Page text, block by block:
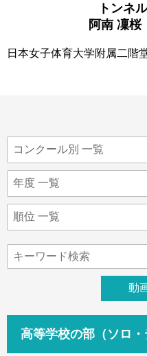
トンネ
阿南 凜
日本女子体育大学附属二階
高等学校の部（ソロ